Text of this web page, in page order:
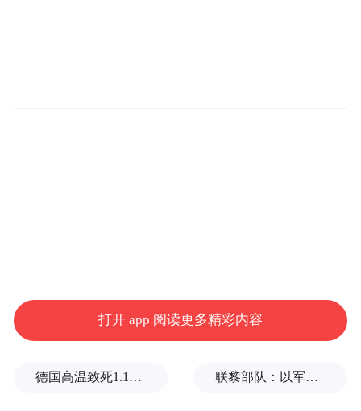
打开 app 阅读更多精彩内容
德国高温致死1.19万人，为2016年来最高纪录 联黎部队：以军单日向黎发射113枚炮弹